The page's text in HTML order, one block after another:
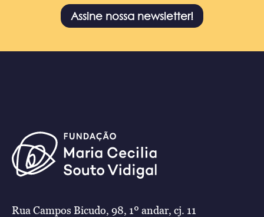
Assine nossa newsletter!
Rua Campos Bicudo, 98, 1º andar, cj. 11